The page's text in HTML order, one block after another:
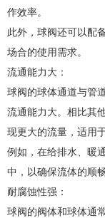
作效率。
此外，球阀还可以配
场合的使用需求。
流通能力大：
球阀的球体通道与管
流通能力大。相比其
现更大的流量，适用
例如，在给排水、暖
中，以确保流体的顺
耐腐蚀性强：
球阀的阀体和球体通